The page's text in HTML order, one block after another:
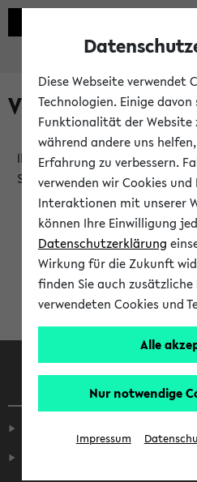
Verlauf
Ihr Verlauf ist leer. Er wird sich
Sitzung füllen.
Diese Webseite verwendet
Technologien. Einige
Funktionalität der Website
während andere uns
Erfahrung zu verbessern.
verwenden wir Cookies
Interaktionen mit unserer
können Ihre Einwilligung
Datenschutzerklärung
Wirkung für die Zukunft
finden Sie auch
verwendeten Cookies und
Alle
Nur notwendige
Impressum